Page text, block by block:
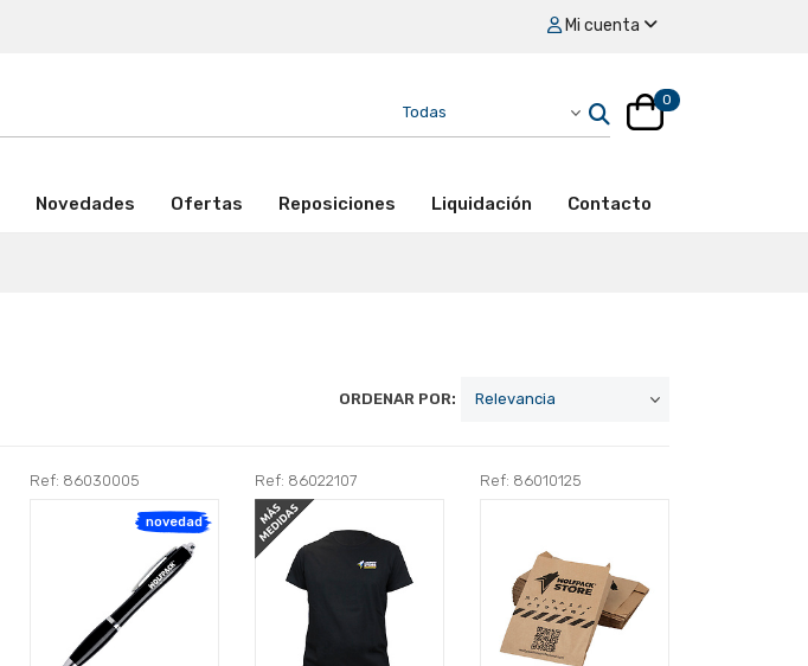
Mi cuenta
0
(activo)Novedades Ofertas Reposiciones Liquidación Contacto
ORDENAR POR:
Ref: 86030005
novedad
Ref: 86022107 Ref: 86010125